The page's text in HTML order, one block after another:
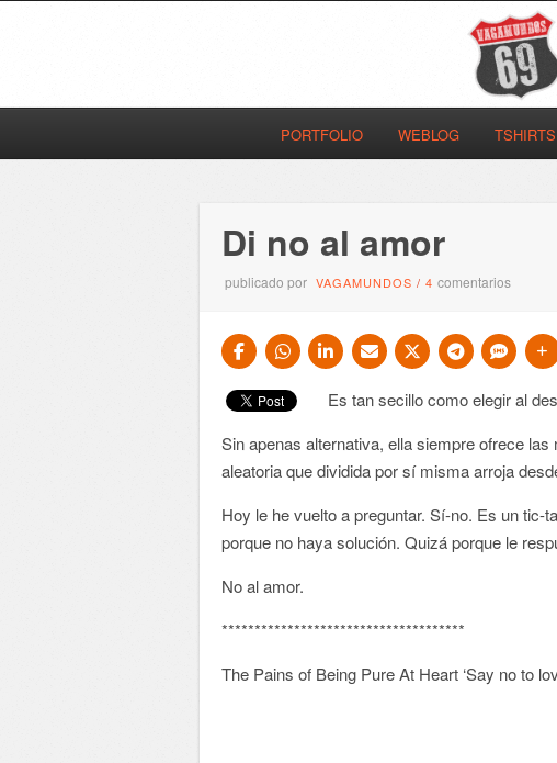
PORTFOLIO WEBLOG TSHIRTS
Di no al amor
publicado por VAGAMUNDOS /4comentarios
Es tan secillo como elegir al
Sin apenas alternativa, ella siempre ofrece
aleatoria que dividida por sí misma arroja
Hoy le he vuelto a preguntar. Sí-no. Es un
porque no haya solución. Quizá porque le
No al amor.
*************************************
The Pains of Being Pure At Heart ‘Say no to